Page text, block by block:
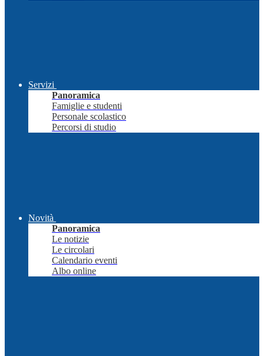
Servizi
Panoramica
Famiglie e studenti
Personale scolastico
Percorsi di studio
Novità
Panoramica
Le notizie
Le circolari
Calendario eventi
Albo online